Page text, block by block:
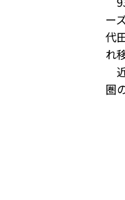
ー
代
れ
圏